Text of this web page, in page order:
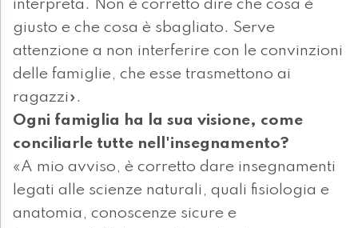
interpreta. Non è corretto dire che cosa è
giusto e che cosa è sbagliato. Serve
attenzione a non interferire con le convinzioni
delle famiglie, che esse trasmettono ai
ragazzi».
Ogni famiglia ha la sua visione, come
conciliarle tutte nell'insegnamento?
«A mio avviso, è corretto dare insegnamenti
legati alle scienze naturali, quali fisiologia e
anatomia, conoscenze sicure e